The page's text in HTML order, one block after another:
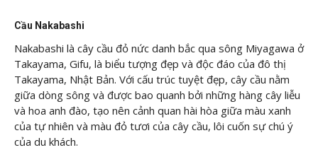
Cầu Nakabashi
Nakabashi là cây cầu đỏ nức danh bắc qua sông Miyagawa ở
Takayama, Gifu, là biểu tượng đẹp và độc đáo của đô thị
Takayama, Nhật Bản. Với cấu trúc tuyệt đẹp, cây cầu nằm
giữa dòng sông và được bao quanh bởi những hàng cây liễu
và hoa anh đào, tạo nên cảnh quan hài hòa giữa màu xanh
của tự nhiên và màu đỏ tươi của cây cầu, lôi cuốn sự chú ý
của du khách.